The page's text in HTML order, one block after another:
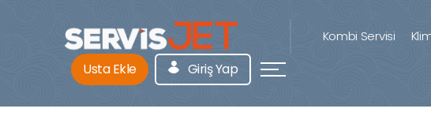
Kombi Servisi
Usta Ekle Giriş Yap